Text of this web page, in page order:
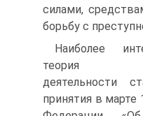
силами,
борьбу с
Наиболее
теория
деятельности
принятия в марте